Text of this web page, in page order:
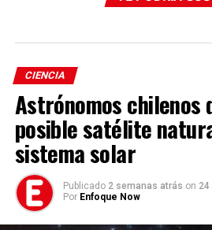
CIENCIA
Astrónomos chilenos
posible satélite
sistema solar
Publicado 2 semanas atrás on 24
Por Enfoque Now